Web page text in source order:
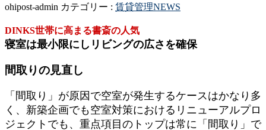
ohipost-admin カテゴリー : 賃貸管理NEWS
DINKS世帯に高まる書斎の人気
寝室は最小限にしリビングの広さを確保
間取りの見直し
「間取り」が原因で空室が発生するケースはかなり多
く、新築企画でも空室対策におけるリニューアルプロ
ジェクトでも、重点項目のトップは常に「間取り」で